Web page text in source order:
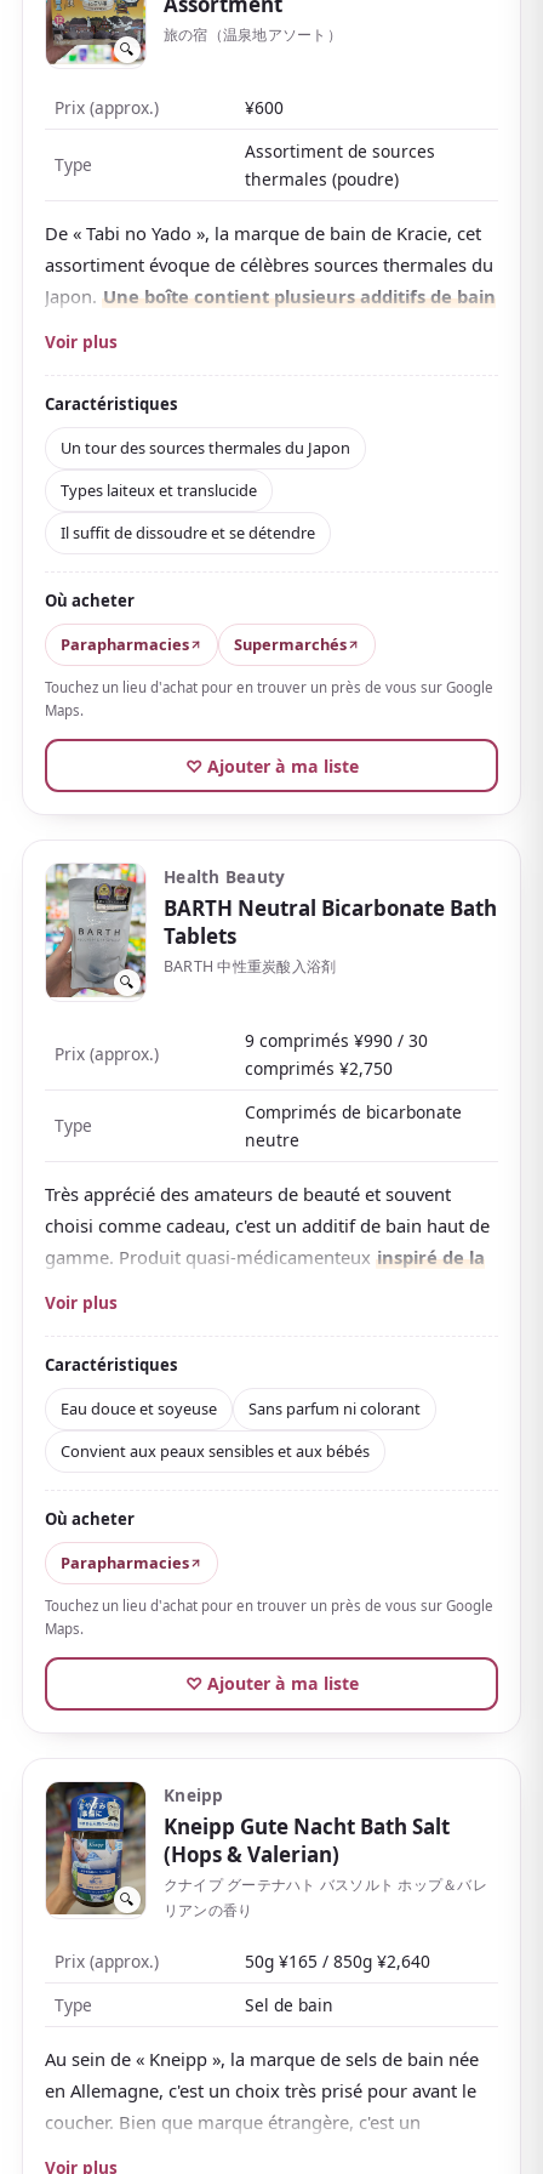
🔍
旅の宿（温泉地アソート）
Prix (approx.) ¥600
Type
Assortiment de sources
thermales (poudre)
De « Tabi no Yado », la marque de bain de Kracie, cet
assortiment évoque de célèbres sources thermales du
Japon. Une boîte contient plusieurs additifs de bain
thermales célèbres
des sources » selon l'humeur.
Il existe destypes à eau laiteuse et des types
translucides, et le plaisir est de savourer les
différentes couleurs et parfums. Produit quasi-
médicamenteux aux ingrédients hydratants et
aromatiques d'origine thermale, apprécié contre la
fatigue, les épaules raides et la sensibilité au froid.
Il vous réchauffe de l'intérieur et vous garde au chaud
ensuite.Il suffit de dissoudre la poudre : très
simple d'utilisation.
Les sachets individuels sont légers et compacts, une
façon facile de rapporter la culture thermale du Japon,
c'est un classique de toujours.
Voir plus
Caractéristiques
Un tour des sources thermales du Japon
Types laiteux et translucide
Il suffit de dissoudre et se détendre
Où acheter
Parapharmacies
Supermarchés
Touchez un lieu d'achat pour en trouver un près de vous sur Google
Maps.
♡ Ajouter à ma liste
🔍
Health Beauty
BARTH Neutral Bicarbonate Bath
Tablets
BARTH 中性重炭酸入浴剤
Prix (approx.)
9 comprimés ¥990 / 30
comprimés ¥2,750
Type
Comprimés de bicarbonate
neutre
Très apprécié des amateurs de beauté et souvent
choisi comme cadeau, c'est un additif de bain haut de
gamme. Produit quasi-médicamenteux inspiré de la
thermales allemandes
bicarbonate qui restent longtemps dissous dans l'eau.
Il renforce l'effet réchauffant et vous chauffe de
l'intérieur, apprécié contre la fatigue, les épaules
raides et la sensibilité au froid. L'eau prend un
toucher moelleux et soyeux , parfait pour les soirs
de bain prolongé.
Avec saformule simple, sans parfum ni colorant
convient à qui n'aime ni les parfums ni les couleurs,
ainsi qu'aux peaux sensibles et même aux bébés. On
recommande de dissoudre les comprimés dans une
eau tiède et de se détendre 15 minutes ou plus.
Il élimine même l'excès de sébum. Un peu cher, mais
bien connu et facile à offrir à tout le monde, il
convient comme souvenir spécial ou cadeau.
Voir plus
Caractéristiques
Eau douce et soyeuse
Sans parfum ni colorant
Convient aux peaux sensibles et aux bébés
Où acheter
Parapharmacies
Touchez un lieu d'achat pour en trouver un près de vous sur Google
Maps.
♡ Ajouter à ma liste
🔍
Kneipp
Kneipp Gute Nacht Bath Salt
(Hops & Valerian)
クナイプ グーテナハト バスソルト ホップ＆バレ
リアンの香り
Prix (approx.)
50g ¥165 / 850g ¥2,640
Type
Sel de bain
Au sein de « Kneipp », la marque de sels de bain née
en Allemagne, c'est un choix très prisé pour avant le
coucher. Bien que marque étrangère, c'est un
Voir plus